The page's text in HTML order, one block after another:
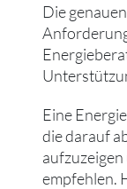
Die
Eine
die darauf
empfehlen.